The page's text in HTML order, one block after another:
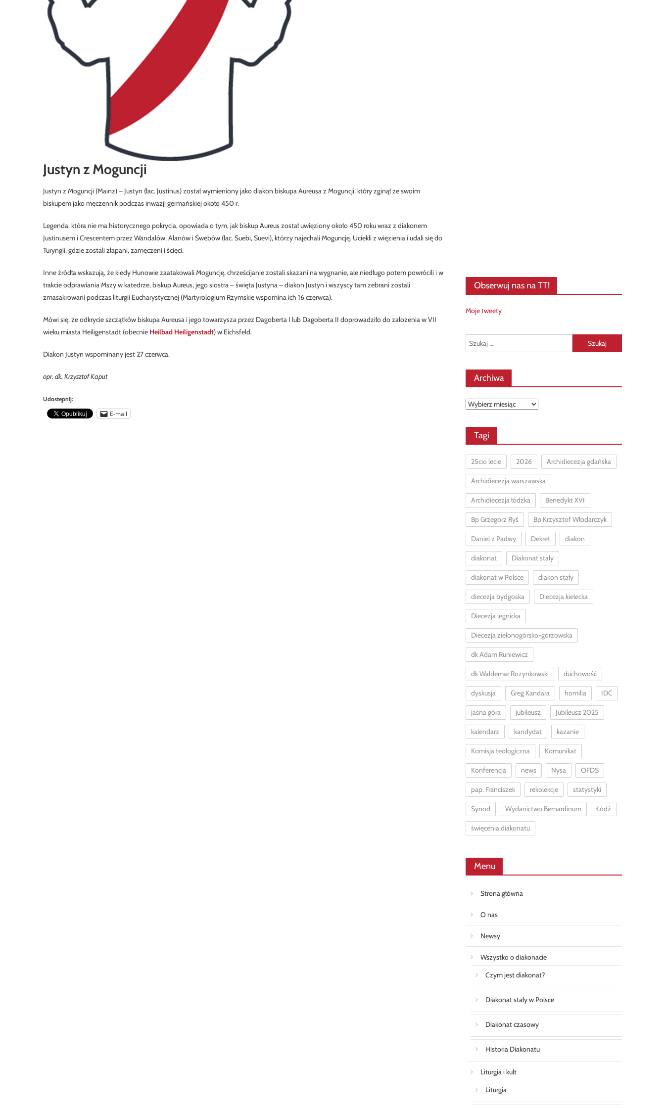
Justyn z Moguncji
Justyn z Moguncji (Mainz) – Justyn (łac. Justinus) został wymieniony jako diakon biskupa Aureusa z Moguncji, który zginął ze swoim
biskupem jako męczennik podczas inwazji germańskiej około 450 r.
Legenda, która nie ma historycznego pokrycia, opowiada o tym, jak biskup Aureus został uwięziony około 450 roku wraz z diakonem
Justinusem i Crescentem przez Wandalów, Alanów i Swebów (łac. Suebi, Suevi), którzy najechali Moguncję. Uciekli z więzienia i udali się do
Turyngii, gdzie zostali złapani, zamęczeni i ścięci.
Inne źródła wskazują, że kiedy Hunowie zaatakowali Moguncję, chrześcijanie zostali skazani na wygnanie, ale niedługo potem powrócili i w
trakcie odprawiania Mszy w katedrze, biskup Aureus, jego siostra – święta Justyna – diakon Justyn i wszyscy tam zebrani zostali
zmasakrowani podczas liturgii Eucharystycznej (Martyrologium Rzymskie wspomina ich 16 czerwca).
Mówi się, że odkrycie szczątków biskupa Aureusa i jego towarzysza przez Dagoberta I lub Dagoberta II doprowadziło do założenia w VII
wieku miasta Heiligenstadt (obecnie Heilbad Heiligenstadt) w Eichsfeld.
Diakon Justyn wspominany jest 27 czerwca.
opr. dk. Krzysztof Kaput
Udostępnij:
E-mail
Obserwuj nas na TT!
Moje tweety
Szukaj:
Archiwa
Archiwa
Tagi
25cio lecie 2026 Archidiecezja gdańska
Archidiecezja warszawska
Archidiecezja łódzka Benedykt XVI
Bp Grzegorz Ryś Bp Krzysztof Włodarczyk
Daniel z Padwy Dekret diakon
diakonat Diakonat stały
diakonat w Polsce diakon stały
diecezja bydgoska Diecezja kielecka
Diecezja legnicka
Diecezja zielonogórsko-gorzowska
dk Adam Runiewicz
dk Waldemar Rozynkowski duchowość
dyskusja Greg Kandara homilia IDC
jasna góra jubileusz Jubileusz 2025
kalendarz kandydat kazanie
Komisja teologiczna Komunikat
Konferencja news Nysa OFDS
pap. Franciszek rekolekcje statystyki
Synod Wydanictwo Bernardinum Łódź
święcenia diakonatu
Menu
Strona główna
O nas
Newsy
Wszystko o diakonacie
Czym jest diakonat?
Diakonat stały w Polsce
Diakonat czasowy
Historia Diakonatu
Liturgia i kult
Liturgia